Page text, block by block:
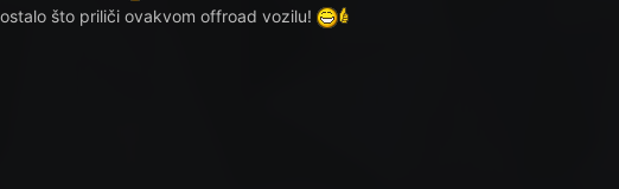
što priliči ovakvom offroad vozilu!